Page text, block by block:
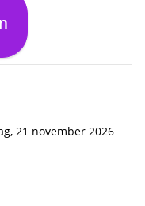
21 november 2026